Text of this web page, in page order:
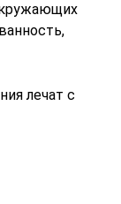
лечат с